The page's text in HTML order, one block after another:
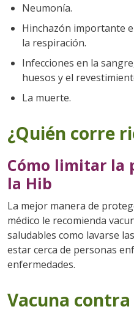
Neumonía.
Hinchazón importante
la respiración.
Infecciones en la
huesos y el
La muerte.
¿Quién corre
Cómo limitar la
la Hib
La mejor manera de
médico le recomienda
saludables como lavarse
estar cerca de personas
enfermedades.
Vacuna